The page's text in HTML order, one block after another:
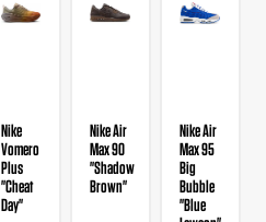
Nike
Vomero
Plus
"Cheat
Day"
Nike Air
Max 90
"Shadow
Brown"
Nike Air
Max 95
Big
Bubble
"Blue